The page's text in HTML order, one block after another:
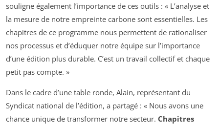
souligne également l’importance de ces outils : « L’analyse et
la mesure de notre empreinte carbone sont essentielles. Les
chapitres de ce programme nous permettent de rationaliser
nos processus et d’éduquer notre équipe sur l’importance
d’une édition plus durable. C’est un travail collectif et chaque
petit pas compte. »
Dans le cadre d’une table ronde, Alain, représentant du
Syndicat national de l’édition, a partagé : « Nous avons une
chance unique de transformer notre secteur. Chapitres